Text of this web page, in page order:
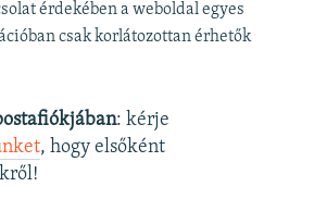
érdekében a weboldal egyes
csak korlátozottan érhetők
: kérje
, hogy elsőként